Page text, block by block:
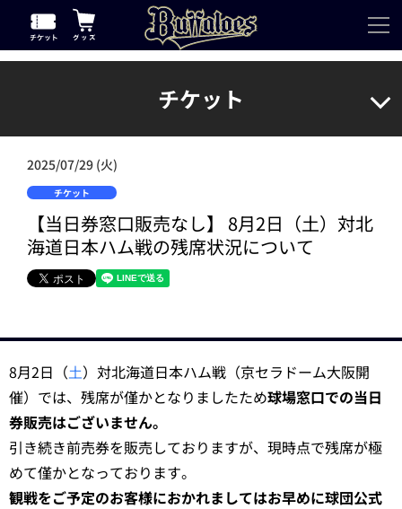
チケット
2025/07/29 (火)
チケット
【当日券窓口販売なし】 8月2日（土）対北
海道日本ハム戦の残席状況について
8月2日（土）対北海道日本ハム戦（京セラドーム大阪開
催）では、残席が僅かとなりましたため球場窓口での当日
券販売はございません。
引き続き前売券を販売しておりますが、現時点で残席が極
めて僅かとなっております。
観戦をご予定のお客様におかれましてはお早めに球団公式